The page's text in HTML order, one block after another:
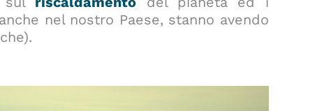
nel nostro Paese, stanno avendo